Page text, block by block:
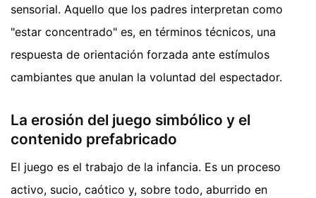
sensorial. Aquello que los padres interpretan como
"estar concentrado" es, en términos técnicos, una
respuesta de orientación forzada ante estímulos
cambiantes que anulan la voluntad del espectador.
La erosión del juego simbólico y el
contenido prefabricado
El juego es el trabajo de la infancia. Es un proceso
activo, sucio, caótico y, sobre todo, aburrido en